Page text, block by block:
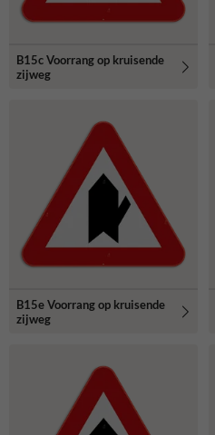
B15c Voorrang op kruisende
zijweg
B15e Voorrang op kruisende
zijweg